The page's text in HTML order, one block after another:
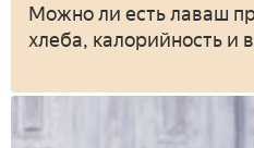
Можно ли есть лаваш
хлеба, калорийность и